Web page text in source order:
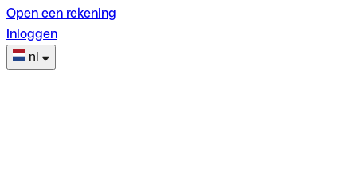
Open een rekening
Inloggen
nl